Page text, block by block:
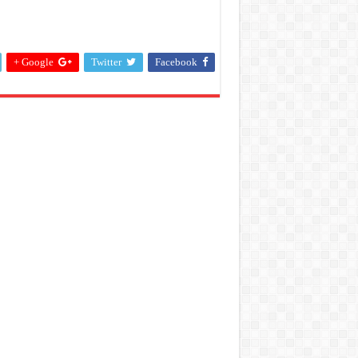
Facebook
Twitter
Google +